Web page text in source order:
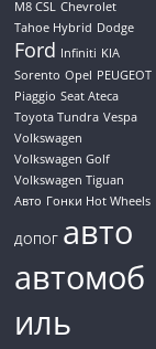
M8 CSL Chevrolet
Tahoe Hybrid Dodge
Ford Infiniti KIA
Sorento Opel PEUGEOT
Piaggio Seat Ateca
Toyota Tundra Vespa
Volkswagen
Volkswagen Golf
Volkswagen Tiguan
Авто Гонки Hot Wheels
ДОПОГ авто
автомоб
иль